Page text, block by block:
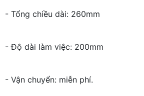
- Tổng chiều dài: 260mm
- Độ dài làm việc: 200mm
- Vận chuyển: miễn phí.